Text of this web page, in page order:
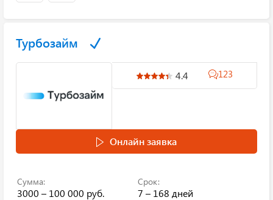
Турбозайм
4.4 123
Онлайн заявка
Сумма:
3000 – 100 000 руб.
Срок:
7 – 168 дней